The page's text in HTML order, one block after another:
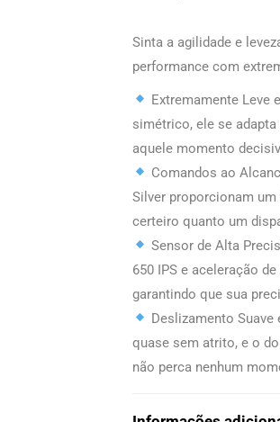
Sinta a agilidade e
performance com
Extremamente Leve
simétrico, ele se
aquele momento
Comandos ao
Silver proporcionam
certeiro quanto um
Sensor de Alta
650 IPS e aceleração
garantindo que sua
Deslizamento Suave
quase sem atrito, e o
não perca nenhum